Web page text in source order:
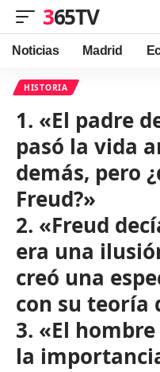
365TV
Noticias Madrid
HISTORIA
1. «El padre
pasó la vida
demás, pero
Freud?»
2. «Freud
era una
creó una
con su teoría
3. «El
la